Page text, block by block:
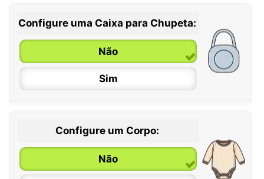
Configure uma Caixa para Chupeta:
Não
Sim
Configure um Corpo:
Não